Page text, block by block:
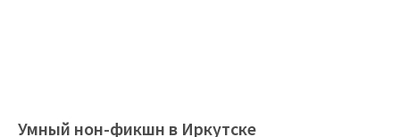
Умный нон-фикшн в Иркутске